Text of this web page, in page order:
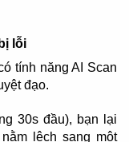
lỗi
tính năng AI Scan
đạo.
30s đầu), bạn lại
lệch sang một